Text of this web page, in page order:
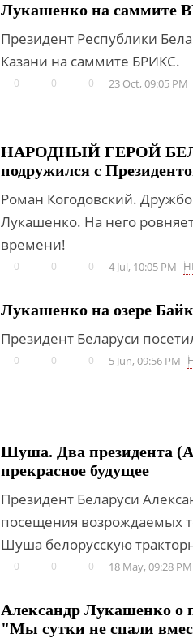
Лукашенко на саммите
Президент Республики
Казани на саммите БРИКС.
0 0 0 23 Oct, 09:05 PM
НАРОДНЫЙ ГЕРОЙ
подружился с
Роман Когодовский.
Лукашенко. На него
времени!
0 0 0 4 Jul, 10:05 PM
Лукашенко на озере
Президент Беларуси
0 0 0 5 Jun, 09:56 PM
Шуша. Два президента
прекрасное будущее
Президент Беларуси
посещения возрождаемых
Шуша белорусскую
0 0 0 18 May, 09:28 PM
Александр Лукашенко о
"Мы сутки не спали